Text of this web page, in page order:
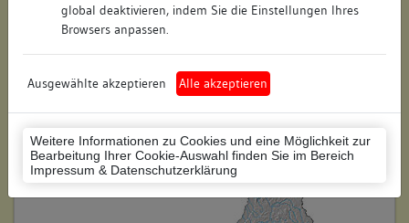
global deaktivieren, indem Sie die Einstellungen Ihres
Browsers anpassen.
Ausgewählte akzeptieren Alle akzeptieren
Weitere Informationen zu Cookies und eine Möglichkeit zur
Bearbeitung Ihrer Cookie-Auswahl finden Sie im Bereich
Impressum & Datenschutzerklärung
Konstanz (Landkreis)
Flurstücknummer: keine
Historischer Straßenname: keiner
Historische Gebäudenummer: keine
Lage des Wohnplatzes: